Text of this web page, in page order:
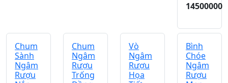
14500000
Chum
Sành
Ngâm
Rượu
Chum
Ngâm
Rượu
Trống
Vò
Ngâm
Rượu
Họa
Bình
Chóe
Ngâm
Rượu